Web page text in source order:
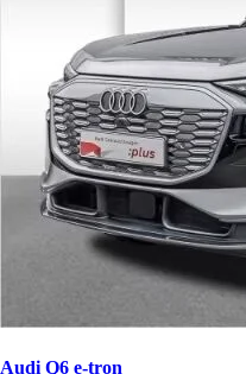
Audi Q6 e-tron